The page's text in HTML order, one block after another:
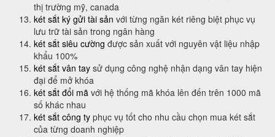
thị trường mỹ, canada
két sắt ký gửi tài sản với từng ngăn két riêng biệt phục vụ
lưu trữ tài sản trong ngân hàng
két sắt siêu cường được sản xuất với nguyên vật liệu nhập
khẩu 100%
két sắt vân tay sử dụng công nghệ nhận dạng vân tay hiện
đại để mở khóa
két sắt đổi mã với hệ thống mã khóa lên đến trên 1000 mã
số khác nhau
két sắt công ty phục vụ tốt cho nhu cầu chọn mua két sắt
của từng doanh nghiệp